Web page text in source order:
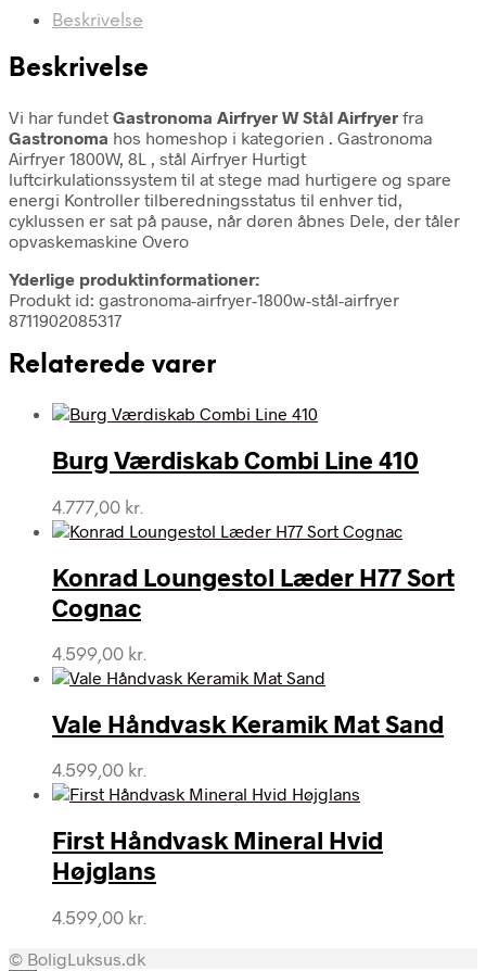
Beskrivelse
Beskrivelse
Vi har fundet Gastronoma Airfryer W Stål Airfryer fra
Gastronoma hos homeshop i kategorien . Gastronoma
Airfryer 1800W, 8L , stål Airfryer Hurtigt
luftcirkulationssystem til at stege mad hurtigere og spare
energi Kontroller tilberedningsstatus til enhver tid,
cyklussen er sat på pause, når døren åbnes Dele, der tåler
opvaskemaskine Overo
Yderlige produktinformationer:
Produkt id: gastronoma-airfryer-1800w-stål-airfryer
8711902085317
Relaterede varer
Burg Værdiskab Combi Line 410
4.777,00 kr.
Konrad Loungestol Læder H77 Sort
Cognac
4.599,00 kr.
Vale Håndvask Keramik Mat Sand
4.599,00 kr.
First Håndvask Mineral Hvid
Højglans
4.599,00 kr.
© BoligLuksus.dk